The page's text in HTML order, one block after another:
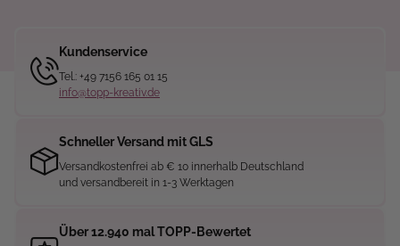
Kundenservice
Tel.: +49 7156 165 01 15
info@topp-kreativ.de
Schneller Versand mit GLS
Versandkostenfrei ab € 10 innerhalb Deutschland
und versandbereit in 1-3 Werktagen
Über 12.940 mal TOPP-Bewertet